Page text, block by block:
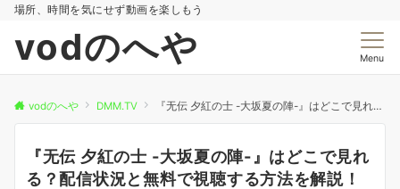
場所、時間を気にせず動画を楽しもう
vodのへや Menu
vodのへや DMM.TV 『无伝 夕紅の士 -大坂夏の陣-』はどこで見れる？配信状況と無料で視聴する方法を解説！
『无伝 夕紅の士 -大坂夏の陣-』はどこで見れ
る？配信状況と無料で視聴する方法を解説！